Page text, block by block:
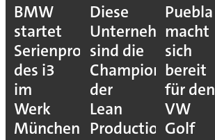
BMW
startet
Serienproduktion
des i3
im
Werk
München
Diese
Unternehmen
sind die
Champions
der
Lean
Production
Puebla
macht
sich
bereit
für den
VW
Golf